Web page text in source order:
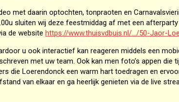
met daarin optochten, tonpraoten en
sluiten wij deze feestmiddag af met een
de website https://www.thuisvdbuis.nl/…/50-Jaor-
u ook interactief kan reageren middels een
met uw team. Ook kan men foto’s appen
die Loerendonck een warm hart toedragen en
van elkaar en ga heerlijk genieten via de live